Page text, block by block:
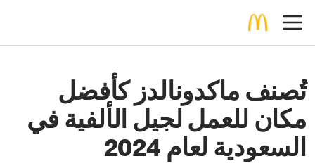
تُصنف ماكدونالدز كأفضل
مكان للعمل لجيل الألفية في
السعودية لعام 2024